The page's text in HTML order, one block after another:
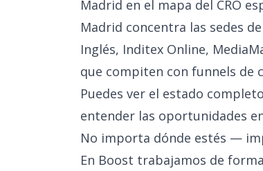
Madrid en el mapa del CRO
Madrid concentra las sedes
Inglés, Inditex Online,
que compiten con funnels de
Puedes ver el estado
entender las oportunidades
No importa dónde estés —
En Boost trabajamos de